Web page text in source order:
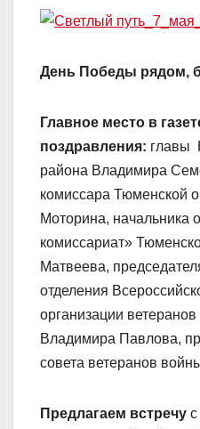
День Победы рядом,
Главное место в
поздравления: главы
района Владимира
комиссара Тюменской
Моторина, начальника
комиссариат»
Матвеева,
отделения
организации
Владимира Павлова,
совета ветеранов
Предлагаем встречу